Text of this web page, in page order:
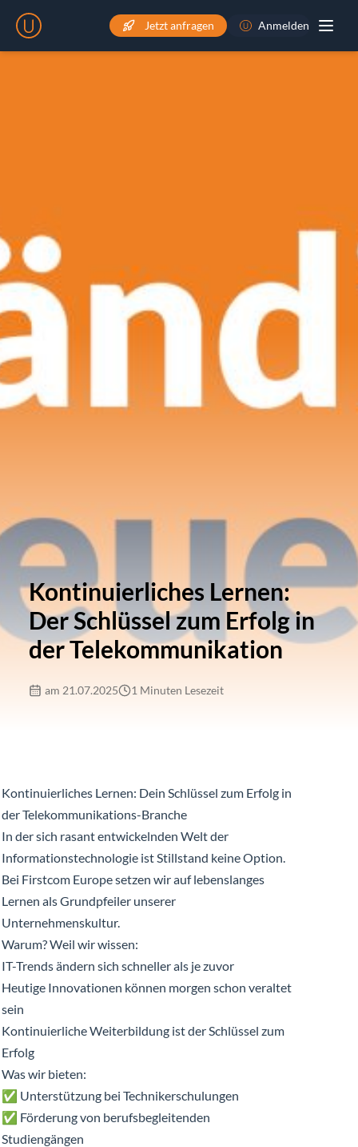
Jetzt anfragen Anmelden
Kontinuierliches Lernen:
Der Schlüssel zum Erfolg in
der Telekommunikation
am 21.07.2025 1 Minuten Lesezeit
Kontinuierliches Lernen: Dein Schlüssel zum Erfolg in
der Telekommunikations-Branche
In der sich rasant entwickelnden Welt der
Informationstechnologie ist Stillstand keine Option.
Bei Firstcom Europe setzen wir auf lebenslanges
Lernen als Grundpfeiler unserer
Unternehmenskultur.
Warum? Weil wir wissen:
IT-Trends ändern sich schneller als je zuvor
Heutige Innovationen können morgen schon veraltet
sein
Kontinuierliche Weiterbildung ist der Schlüssel zum
Erfolg
Was wir bieten:
✅ Unterstützung bei Technikerschulungen
✅ Förderung von berufsbegleitenden
Studiengängen